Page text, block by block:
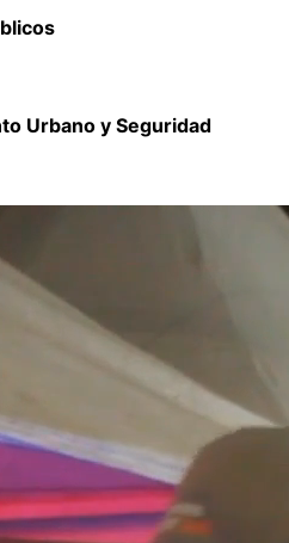
Urbano y Seguridad